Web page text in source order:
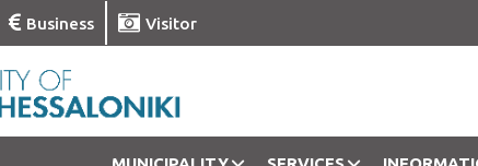
Business Visitor